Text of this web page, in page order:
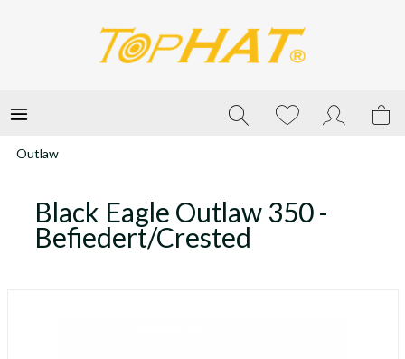
Outlaw
Black Eagle Outlaw 350 -
Befiedert/Crested